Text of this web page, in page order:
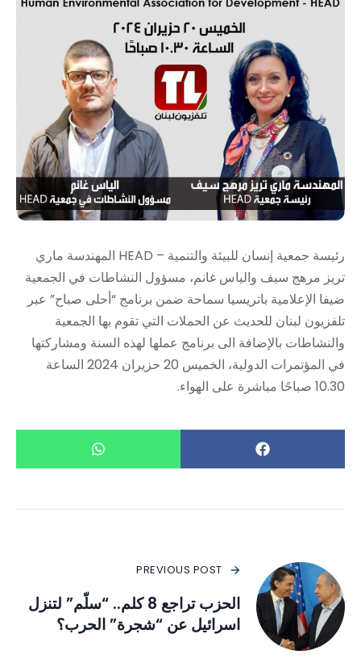
رئيسة جمعية إنسان للبيئة والتنمية – HEAD المهندسة ماري
تريز مرهج سيف والياس غانم، مسؤول النشاطات في الجمعية
ضيفا الإعلامية باتريسيا سماحة ضمن برنامج “أحلى صباح” عبر
تلفزيون لبنان للحديث عن الحملات التي تقوم بها الجمعية
والنشاطات بالإضافة الى برنامج عملها لهذه السنة ومشاركتها
في المؤتمرات الدولية، الخميس 20 حزيران 2024 الساعة
10.30 صباحًا مباشرة على الهواء.
PREVIOUS POST
الحزب تراجع 8 كلم.. “سلّم” لتنزل
اسرائيل عن “شجرة” الحرب؟